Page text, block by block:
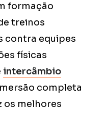
formação
treinos
contra equipes
físicas
intercâmbio
completa
os melhores